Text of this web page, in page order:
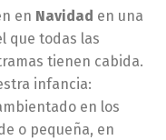
en Navidad en una
que todas las
tienen cabida.
infancia:
en los
o pequeña, en